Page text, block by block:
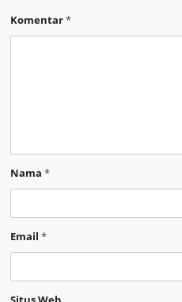
Komentar*
Nama *
Email *